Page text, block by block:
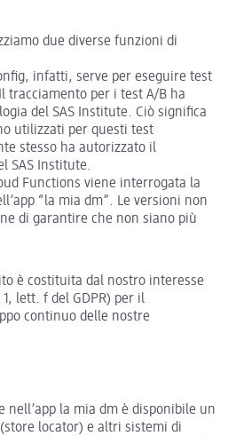
due diverse funzioni di
infatti, serve per eseguire test
tracciamento per i test A/B ha
del SAS Institute. Ciò significa
utilizzati per questi test
stesso ha autorizzato il
SAS Institute.
Functions viene interrogata la
“la mia dm”. Le versioni non
di garantire che non siano più
è costituita dal nostro interesse
lett. f del GDPR) per il
continuo delle nostre
nell’app la mia dm è disponibile un
locator) e altri sistemi di